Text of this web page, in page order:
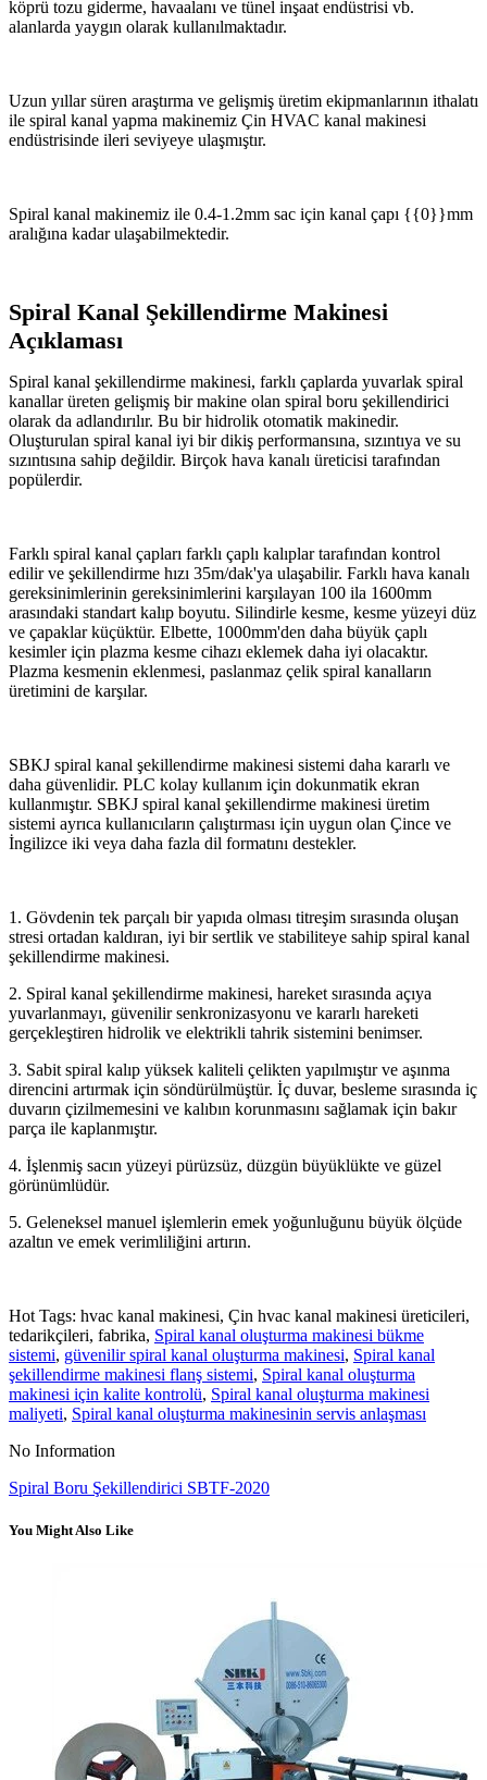
köprü tozu giderme, havaalanı ve tünel inşaat endüstrisi vb.
alanlarda yaygın olarak kullanılmaktadır.
Uzun yıllar süren araştırma ve gelişmiş üretim ekipmanlarının ithalatı
ile spiral kanal yapma makinemiz Çin HVAC kanal makinesi
endüstrisinde ileri seviyeye ulaşmıştır.
Spiral kanal makinemiz ile 0.4-1.2mm sac için kanal çapı {{0}}mm
aralığına kadar ulaşabilmektedir.
Spiral Kanal Şekillendirme Makinesi
Açıklaması
Spiral kanal şekillendirme makinesi, farklı çaplarda yuvarlak spiral
kanallar üreten gelişmiş bir makine olan spiral boru şekillendirici
olarak da adlandırılır. Bu bir hidrolik otomatik makinedir.
Oluşturulan spiral kanal iyi bir dikiş performansına, sızıntıya ve su
sızıntısına sahip değildir. Birçok hava kanalı üreticisi tarafından
popülerdir.
Farklı spiral kanal çapları farklı çaplı kalıplar tarafından kontrol
edilir ve şekillendirme hızı 35m/dak'ya ulaşabilir. Farklı hava kanalı
gereksinimlerinin gereksinimlerini karşılayan 100 ila 1600mm
arasındaki standart kalıp boyutu. Silindirle kesme, kesme yüzeyi düz
ve çapaklar küçüktür. Elbette, 1000mm'den daha büyük çaplı
kesimler için plazma kesme cihazı eklemek daha iyi olacaktır.
Plazma kesmenin eklenmesi, paslanmaz çelik spiral kanalların
üretimini de karşılar.
SBKJ spiral kanal şekillendirme makinesi sistemi daha kararlı ve
daha güvenlidir. PLC kolay kullanım için dokunmatik ekran
kullanmıştır. SBKJ spiral kanal şekillendirme makinesi üretim
sistemi ayrıca kullanıcıların çalıştırması için uygun olan Çince ve
İngilizce iki veya daha fazla dil formatını destekler.
1. Gövdenin tek parçalı bir yapıda olması titreşim sırasında oluşan
stresi ortadan kaldıran, iyi bir sertlik ve stabiliteye sahip spiral kanal
şekillendirme makinesi.
2. Spiral kanal şekillendirme makinesi, hareket sırasında açıya
yuvarlanmayı, güvenilir senkronizasyonu ve kararlı hareketi
gerçekleştiren hidrolik ve elektrikli tahrik sistemini benimser.
3. Sabit spiral kalıp yüksek kaliteli çelikten yapılmıştır ve aşınma
direncini artırmak için söndürülmüştür. İç duvar, besleme sırasında iç
duvarın çizilmemesini ve kalıbın korunmasını sağlamak için bakır
parça ile kaplanmıştır.
4. İşlenmiş sacın yüzeyi pürüzsüz, düzgün büyüklükte ve güzel
görünümlüdür.
5. Geleneksel manuel işlemlerin emek yoğunluğunu büyük ölçüde
azaltın ve emek verimliliğini artırın.
Hot Tags: hvac kanal makinesi, Çin hvac kanal makinesi üreticileri,
tedarikçileri, fabrika, Spiral kanal oluşturma makinesi bükme
sistemi, güvenilir spiral kanal oluşturma makinesi, Spiral kanal
şekillendirme makinesi flanş sistemi, Spiral kanal oluşturma
makinesi için kalite kontrolü, Spiral kanal oluşturma makinesi
maliyeti, Spiral kanal oluşturma makinesinin servis anlaşması
No Information
Spiral Boru Şekillendirici SBTF-2020
You Might Also Like